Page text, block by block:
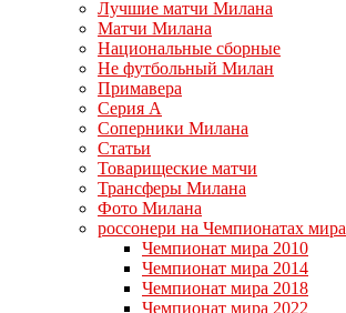
Лучшие матчи Милана
Матчи Милана
Национальные сборные
Не футбольный Милан
Примавера
Серия А
Соперники Милана
Статьи
Товарищеские матчи
Трансферы Милана
Фото Милана
россонери на Чемпионатах мира
Чемпионат мира 2010
Чемпионат мира 2014
Чемпионат мира 2018
Чемпионат мира 2022